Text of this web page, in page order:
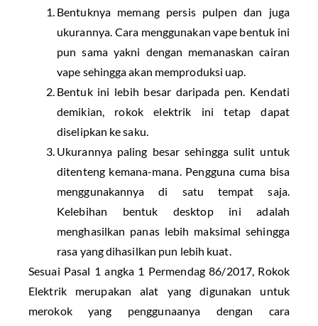
Bentuknya memang persis pulpen dan juga
ukurannya. Cara menggunakan vape bentuk ini
pun sama yakni dengan memanaskan cairan
vape sehingga akan memproduksi uap.
Bentuk ini lebih besar daripada pen. Kendati
demikian, rokok elektrik ini tetap dapat
diselipkan ke saku.
Ukurannya paling besar sehingga sulit untuk
ditenteng kemana-mana. Pengguna cuma bisa
menggunakannya di satu tempat saja.
Kelebihan bentuk desktop ini adalah
menghasilkan panas lebih maksimal sehingga
rasa yang dihasilkan pun lebih kuat.
Sesuai Pasal 1 angka 1 Permendag 86/2017, Rokok
Elektrik merupakan alat yang digunakan untuk
merokok yang penggunaanya dengan cara